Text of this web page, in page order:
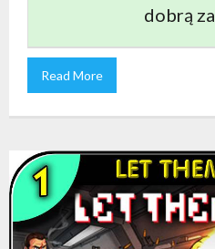
dobrą
Read More